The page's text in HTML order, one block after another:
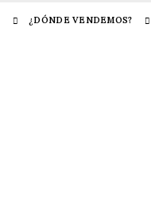
¿DÓNDE VENDEMOS?